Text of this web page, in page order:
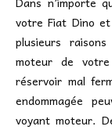
votre Fiat Dino et
plusieurs
moteur de
réservoir mal
endommagée
voyant moteur.